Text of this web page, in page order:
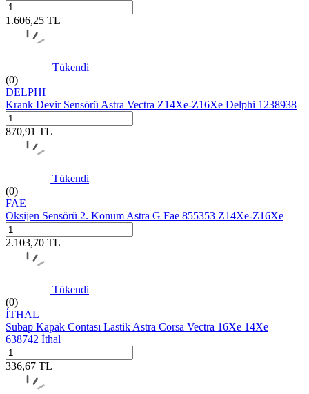
1.606,25 TL
Tükendi
(0)
DELPHI
Krank Devir Sensörü Astra Vectra Z14Xe-Z16Xe Delphi 1238938
870,91 TL
Tükendi
(0)
FAE
Oksijen Sensörü 2. Konum Astra G Fae 855353 Z14Xe-Z16Xe
2.103,70 TL
Tükendi
(0)
İTHAL
Subap Kapak Contası Lastik Astra Corsa Vectra 16Xe 14Xe
638742 İthal
336,67 TL